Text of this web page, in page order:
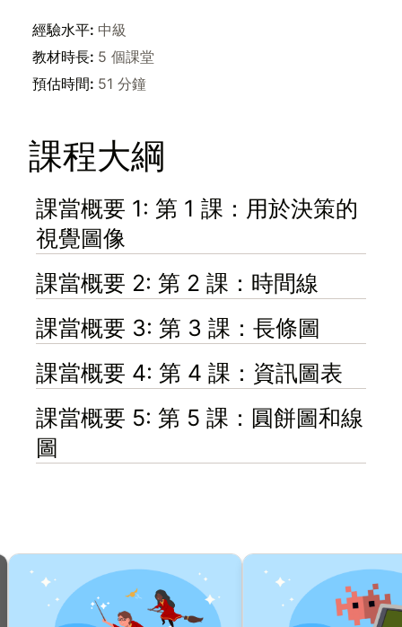
經驗水平: 中級
教材時長: 5 個課堂
預估時間: 51 分鐘
課程大綱
課當概要 1: 第 1 課：用於決策的
視覺圖像
課當概要 2: 第 2 課：時間線
課當概要 3: 第 3 課：長條圖
課當概要 4: 第 4 課：資訊圖表
課當概要 5: 第 5 課：圓餅圖和線
圖